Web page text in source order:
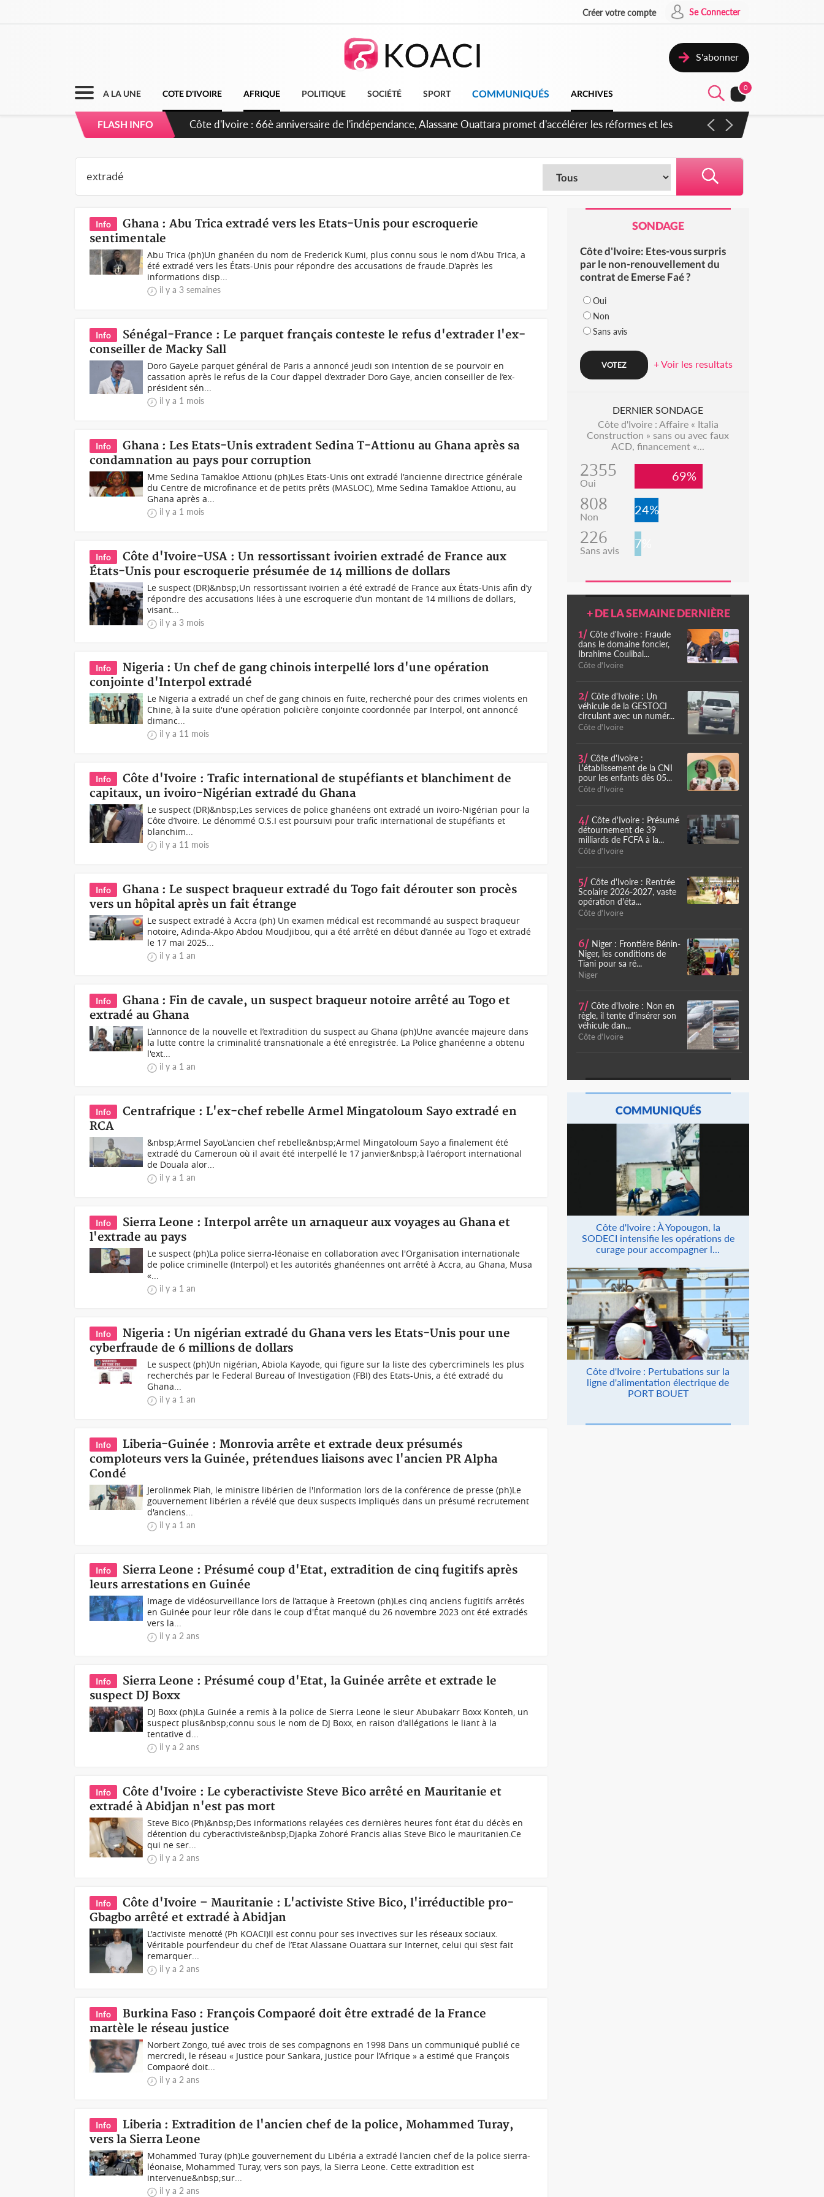
Créer votre compte Se Connecter
S'abonner
A LA UNE COTE D'IVOIRE AFRIQUE POLITIQUE SOCIÉTÉ SPORT COMMUNIQUÉS ARCHIVES
0
FLASH INFO
Côte d'Ivoire : À Abidjan, Amadou Oury Bah admire le modèle ivoirien et veut s'en inspirer pour accélérer le
Info
Ghana : Abu Trica extradé vers les Etats-Unis pour escroquerie
sentimentale
Abu Trica (ph)Un ghanéen du nom de Frederick Kumi, plus connu sous le nom d'Abu Trica, a
été extradé vers les États-Unis pour répondre des accusations de fraude.D'après les
informations disp...
il y a 3 semaines
Info
Sénégal-France : Le parquet français conteste le refus d'extrader l'ex-
conseiller de Macky Sall
Doro GayeLe parquet général de Paris a annoncé jeudi son intention de se pourvoir en
cassation après le refus de la Cour d’appel d’extrader Doro Gaye, ancien conseiller de l’ex-
président sén...
il y a 1 mois
Info
Ghana : Les Etats-Unis extradent Sedina T-Attionu au Ghana après sa
condamnation au pays pour corruption
Mme Sedina Tamakloe Attionu (ph)Les Etats-Unis ont extradé l'ancienne directrice générale
du Centre de microfinance et de petits prêts (MASLOC), Mme Sedina Tamakloe Attionu, au
Ghana après a...
il y a 1 mois
Info
Côte d'Ivoire-USA : Un ressortissant ivoirien extradé de France aux
États-Unis pour escroquerie présumée de 14 millions de dollars
Le suspect (DR)&nbsp;Un ressortissant ivoirien a été extradé de France aux États-Unis afin d’y
répondre des accusations liées à une escroquerie d’un montant de 14 millions de dollars,
visant...
il y a 3 mois
Info
Nigeria : Un chef de gang chinois interpellé lors d'une opération
conjointe d'Interpol extradé
Le Nigeria a extradé un chef de gang chinois en fuite, recherché pour des crimes violents en
Chine, à la suite d'une opération policière conjointe coordonnée par Interpol, ont annoncé
dimanc...
il y a 11 mois
Info
Côte d'Ivoire : Trafic international de stupéfiants et blanchiment de
capitaux, un ivoiro-Nigérian extradé du Ghana
Le suspect (DR)&nbsp;Les services de police ghanéens ont extradé un ivoiro-Nigérian pour la
Côte d’Ivoire. Le dénommé O.S.I est poursuivi pour trafic international de stupéfiants et
blanchim...
il y a 11 mois
Info
Ghana : Le suspect braqueur extradé du Togo fait dérouter son procès
vers un hôpital après un fait étrange
Le suspect extradé à Accra (ph) Un examen médical est recommandé au suspect braqueur
notoire, Adinda-Akpo Abdou Moudjibou, qui a été arrêté en début d’année au Togo et extradé
le 17 mai 2025...
il y a 1 an
Info
Ghana : Fin de cavale, un suspect braqueur notoire arrêté au Togo et
extradé au Ghana
L’annonce de la nouvelle et l’extradition du suspect au Ghana (ph)Une avancée majeure dans
la lutte contre la criminalité transnationale a été enregistrée. La Police ghanéenne a obtenu
l'ext...
il y a 1 an
Info
Centrafrique : L'ex-chef rebelle Armel Mingatoloum Sayo extradé en
RCA
&nbsp;Armel SayoL'ancien chef rebelle&nbsp;Armel Mingatoloum Sayo a finalement été
extradé du Cameroun où il avait été interpellé le 17 janvier&nbsp;à l'aéroport international
de Douala alor...
il y a 1 an
Info
Sierra Leone : Interpol arrête un arnaqueur aux voyages au Ghana et
l'extrade au pays
Le suspect (ph)La police sierra-léonaise en collaboration avec l'Organisation internationale
de police criminelle (Interpol) et les autorités ghanéennes ont arrêté à Accra, au Ghana, Musa
«...
il y a 1 an
Info
Nigeria : Un nigérian extradé du Ghana vers les Etats-Unis pour une
cyberfraude de 6 millions de dollars
Le suspect (ph)Un nigérian, Abiola Kayode, qui figure sur la liste des cybercriminels les plus
recherchés par le Federal Bureau of Investigation (FBI) des Etats-Unis, a été extradé du
Ghana...
il y a 1 an
Info
Liberia-Guinée : Monrovia arrête et extrade deux présumés
comploteurs vers la Guinée, prétendues liaisons avec l'ancien PR Alpha
Condé
Jerolinmek Piah, le ministre libérien de l'Information lors de la conférence de presse (ph)Le
gouvernement libérien a révélé que deux suspects impliqués dans un présumé recrutement
d'anciens...
il y a 1 an
Info
Sierra Leone : Présumé coup d'Etat, extradition de cinq fugitifs après
leurs arrestations en Guinée
Image de vidéosurveillance lors de l’attaque à Freetown (ph)Les cinq anciens fugitifs arrêtés
en Guinée pour leur rôle dans le coup d'État manqué du 26 novembre 2023 ont été extradés
vers la...
il y a 2 ans
Info
Sierra Leone : Présumé coup d'Etat, la Guinée arrête et extrade le
suspect DJ Boxx
DJ Boxx (ph)La Guinée a remis à la police de Sierra Leone le sieur Abubakarr Boxx Konteh, un
suspect plus&nbsp;connu sous le nom de DJ Boxx, en raison d'allégations le liant à la
tentative d...
il y a 2 ans
Info
Côte d'Ivoire : Le cyberactiviste Steve Bico arrêté en Mauritanie et
extradé à Abidjan n'est pas mort
Steve Bico (Ph)&nbsp;Des informations relayées ces dernières heures font état du décès en
détention du cyberactiviste&nbsp;Djapka Zohoré Francis alias Steve Bico le mauritanien.Ce
qui ne ser...
il y a 2 ans
Info
Côte d'Ivoire – Mauritanie : L'activiste Stive Bico, l'irréductible pro-
Gbagbo arrêté et extradé à Abidjan
L'activiste menotté (Ph KOACI)Il est connu pour ses invectives sur les réseaux sociaux.
Véritable pourfendeur du chef de l’Etat Alassane Ouattara sur Internet, celui qui s’est fait
remarquer...
il y a 2 ans
Info
Burkina Faso : François Compaoré doit être extradé de la France
martèle le réseau justice
Norbert Zongo, tué avec trois de ses compagnons en 1998 Dans un communiqué publié ce
mercredi, le réseau « Justice pour Sankara, justice pour l’Afrique » a estimé que François
Compaoré doit...
il y a 2 ans
Info
Liberia : Extradition de l'ancien chef de la police, Mohammed Turay,
vers la Sierra Leone
Mohammed Turay (ph)Le gouvernement du Libéria a extradé l'ancien chef de la police sierra-
léonaise, Mohammed Turay, vers son pays, la Sierra Leone. Cette extradition est
intervenue&nbsp;sur...
il y a 2 ans
SONDAGE
Côte d'Ivoire: Etes-vous surpris
par le non-renouvellement du
contrat de Emerse Faé ?
Oui
Non
Sans avis
+ Voir les resultats
DERNIER SONDAGE
Côte d'Ivoire : Affaire « Italia
Construction » sans ou avec faux
ACD, financement «...
2355
Oui 69%
808
Non 24%
226
Sans avis 7%
+ DE LA SEMAINE DERNIÈRE
1/ Côte d'Ivoire : Fraude
dans le domaine foncier,
Ibrahime Coulibal...
Côte d'Ivoire
2/ Côte d'Ivoire : Un
véhicule de la GESTOCI
circulant avec un numér...
Côte d'Ivoire
3/ Côte d'Ivoire :
L'établissement de la CNI
pour les enfants dès 05...
Côte d'Ivoire
4/ Côte d'Ivoire : Présumé
détournement de 39
milliards de FCFA à la...
Côte d'Ivoire
5/ Côte d'Ivoire : Rentrée
Scolaire 2026-2027, vaste
opération d'éta...
Côte d'Ivoire
6/ Niger : Frontière Bénin-
Niger, les conditions de
Tiani pour sa ré...
Niger
7/ Côte d'Ivoire : Non en
règle, il tente d'insérer son
véhicule dan...
Côte d'Ivoire
COMMUNIQUÉS
Côte d'Ivoire : À Yopougon, la
SODECI intensifie les opérations de
curage pour accompagner l...
Côte d'Ivoire : Pertubations sur la
ligne d'alimentation électrique de
PORT BOUET